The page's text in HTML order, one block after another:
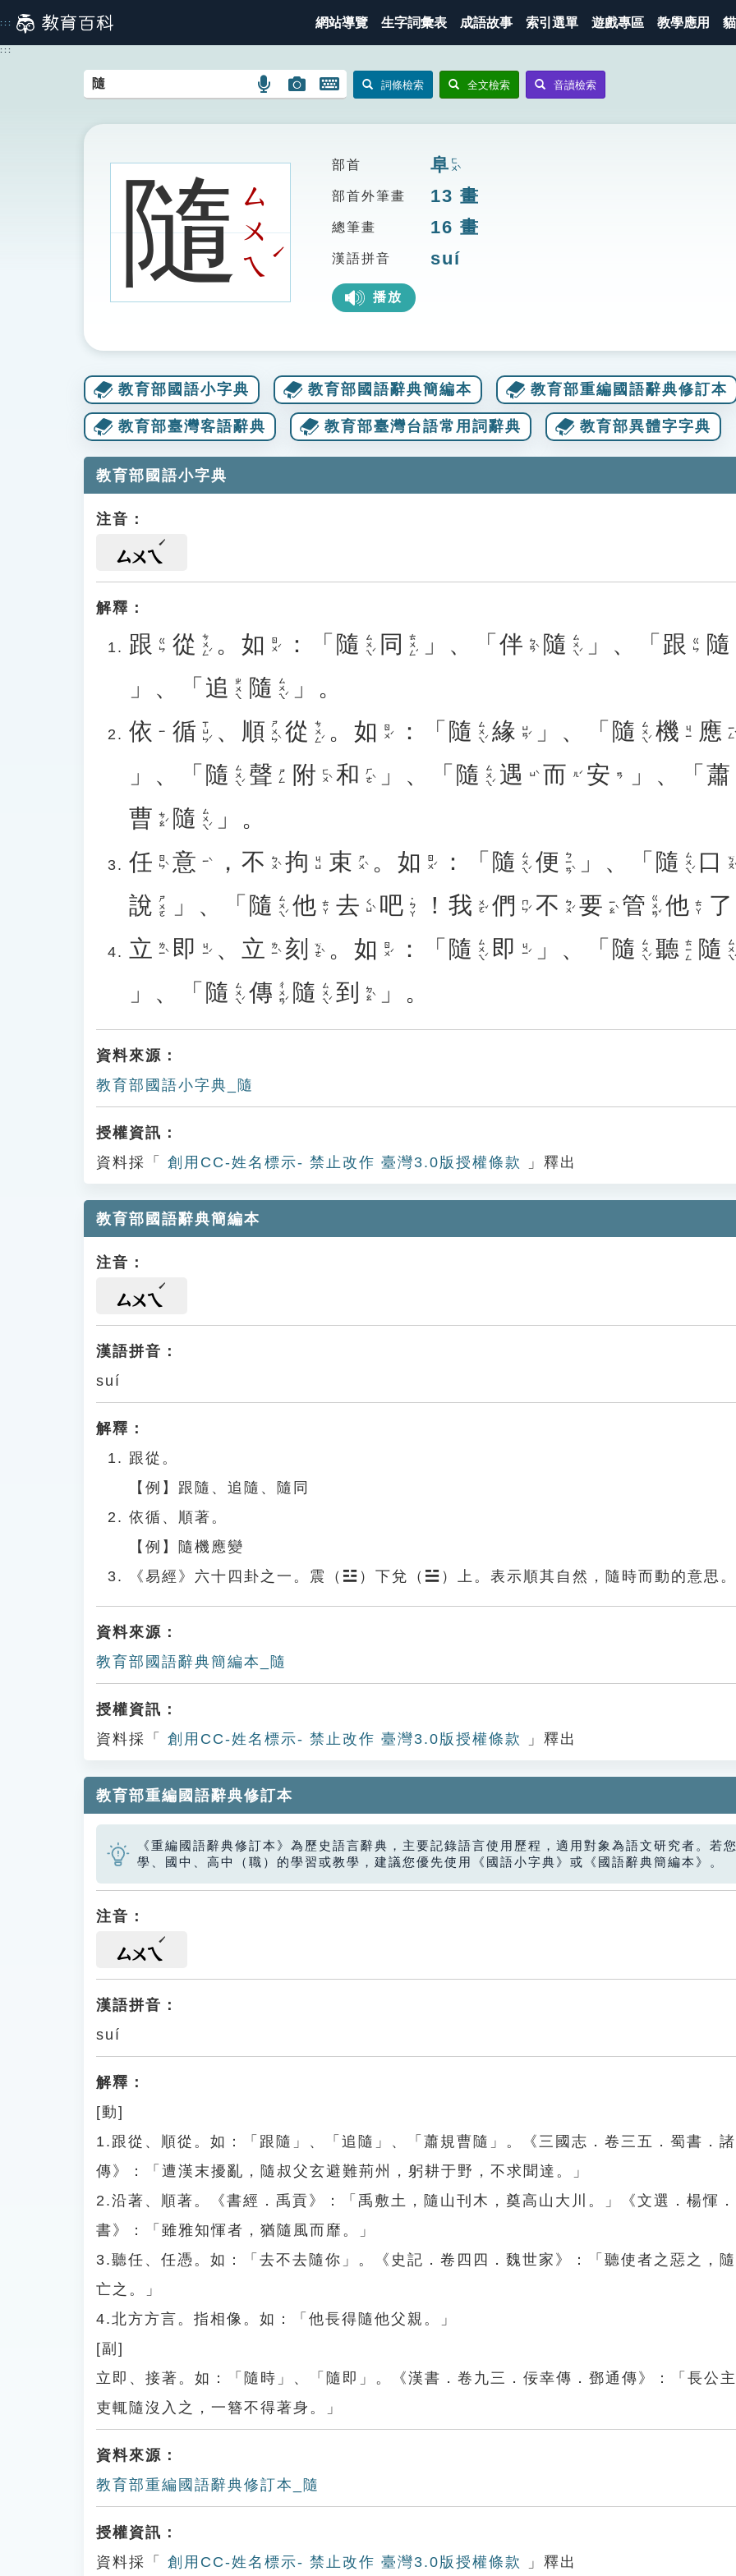
到
主
::: 網站導覽 生字詞彙表 成語故事 索引選單 遊戲專區 教學應用
:::
語
搜
圖
圖
搜
開
鍵
圖
詞條檢索 全文檢索 音讀檢索
隨ㄙ
ㄨ
ㄟ
ˊ
部首 阜ㄈㄨˋ
部首外筆畫 13 畫
總筆畫 16 畫
漢語拼音 suí
播放
教育部國語小字典 教育部國語辭典簡編本 教育部重編國語辭典修訂本
教育部臺灣客語辭典 教育部臺灣台語常用詞辭典 教育部異體字字典
教育部國語小字典
注音：
ㄙㄨㄟ
解釋：
跟 ㄍㄣ 從 ㄘㄨㄥˊ 。 如 ㄖㄨˊ ：「 隨 ㄙㄨㄟˊ 同 ㄊㄨㄥˊ 」、「 伴 ㄅㄢˋ 隨 ㄙㄨㄟˊ 」、「 跟 ㄍㄣ 隨
」、「 追 ㄓㄨㄟ 隨 ㄙㄨㄟˊ
」。
依
ㄧ 循 ㄒㄩㄣˊ 、 順 ㄕㄨㄣˋ 從 ㄘㄨㄥˊ 。 如 ㄖㄨˊ ：「 隨 ㄙㄨㄟˊ 緣 ㄩㄢˊ 」、「 隨 ㄙㄨㄟˊ 機 ㄐㄧ 應 ㄧㄥˋ
」、「 隨 ㄙㄨㄟˊ 聲 ㄕㄥ 附 ㄈㄨˋ 和 ㄏㄜˋ 」、「 隨 ㄙㄨㄟˊ 遇 ㄩˋ 而 ㄦˊ 安 ㄢ 」、「 蕭
曹 ㄘㄠˊ 隨 ㄙㄨㄟˊ
」。
任 ㄖㄣˋ 意 ㄧˋ ， 不 ㄅㄨˋ 拘 ㄐㄩ 束 ㄕㄨˋ 。 如 ㄖㄨˊ ：「 隨 ㄙㄨㄟˊ 便 ㄅㄧㄢˋ 」、「 隨 ㄙㄨㄟˊ 口 ㄎㄡˇ
說 ㄕㄨㄛ 」、「 隨 ㄙㄨㄟˊ 他 ㄊㄚ 去 ㄑㄩˋ 吧 ˙ㄅㄚ ！ 我 ㄨㄛˇ 們 ㄇㄣˊ 不 ㄅㄨˊ 要 ㄧㄠˋ 管 ㄍㄨㄢˇ 他 ㄊㄚ 了
立 ㄌㄧˋ 即 ㄐㄧˊ 、 立 ㄌㄧˋ 刻 ㄎㄜˋ 。 如 ㄖㄨˊ ：「 隨 ㄙㄨㄟˊ 即 ㄐㄧˊ 」、「 隨 ㄙㄨㄟˊ 聽 ㄊㄧㄥ 隨 ㄙㄨㄟˊ
」、「 隨 ㄙㄨㄟˊ 傳 ㄔㄨㄢˊ 隨 ㄙㄨㄟˊ 到 ㄉㄠˋ 」。
資料來源：
教育部國語小字典_隨
授權資訊：
資料採「
創用CC-姓名標示- 禁止改作 臺灣3.0版授權條款 」釋出
教育部國語辭典簡編本
注音：
ㄙㄨㄟ
漢語拼音：
suí
解釋：
跟從。
【例】跟隨、追隨、隨同
依循、順著。
【例】隨機應變
《易經》六十四卦之一。震（☳）下兌（☱）上。表示順其自然，隨時而動的意思。
資料來源：
教育部國語辭典簡編本_隨
授權資訊：
資料採「
創用CC-姓名標示- 禁止改作 臺灣3.0版授權條款 」釋出
教育部重編國語辭典修訂本
《重編國語辭典修訂本》為歷史語言辭典，主要記錄語言使用歷程，適用對象為語文研究者。若
學、國中、高中（職）的學習或教學，建議您優先使用《國語小字典》或《國語辭典簡編本》。
注音：
ㄙㄨㄟ
漢語拼音：
suí
解釋：
[動]
1.跟從、順從。如：「跟隨」、「追隨」、「蕭規曹隨」。《三國志．卷三五．蜀書．
傳》：「遭漢末擾亂，隨叔父玄避難荊州，躬耕于野，不求聞達。」
2.沿著、順著。《書經．禹貢》：「禹敷土，隨山刊木，奠高山大川。」《文選．楊惲
書》：「雖雅知惲者，猶隨風而靡。」
3.聽任、任憑。如：「去不去隨你」。《史記．卷四四．魏世家》：「聽使者之惡之，
亡之。」
4.北方方言。指相像。如：「他長得隨他父親。」
[副]
立即、接著。如：「隨時」、「隨即」。《漢書．卷九三．佞幸傳．鄧通傳》：「長公
吏輒隨沒入之，一簪不得著身。」
資料來源：
教育部重編國語辭典修訂本_隨
授權資訊：
資料採「
創用CC-姓名標示- 禁止改作 臺灣3.0版授權條款 」釋出